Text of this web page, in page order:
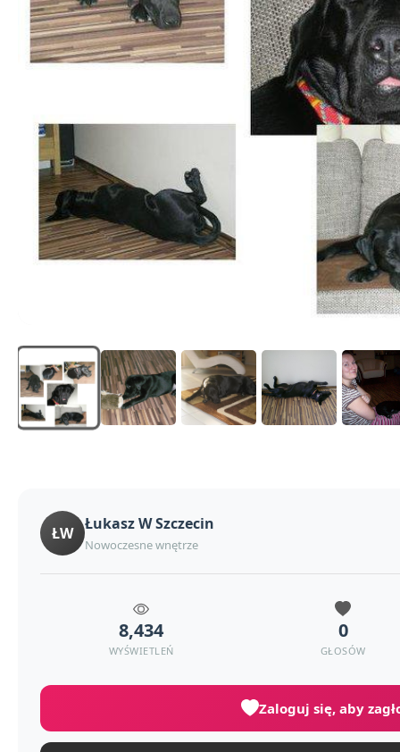
ŁW Łukasz W Szczecin
Nowoczesne wnętrze
8,434
WYŚWIETLEŃ
0
GŁOSÓW
Zaloguj się, aby